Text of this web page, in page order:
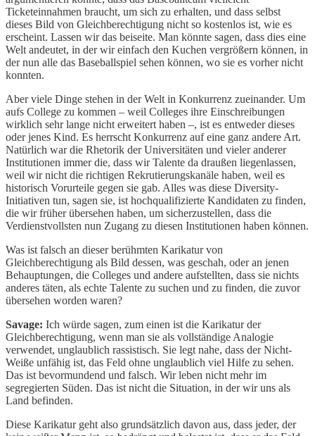
Ticketeinnahmen braucht, um sich zu erhalten, und dass selbst
dieses Bild von Gleichberechtigung nicht so kostenlos ist, wie es
erscheint. Lassen wir das beiseite. Man könnte sagen, dass dies eine
Welt andeutet, in der wir einfach den Kuchen vergrößern können, in
der nun alle das Baseballspiel sehen können, wo sie es vorher nicht
konnten.
Aber viele Dinge stehen in der Welt in Konkurrenz zueinander. Um
aufs College zu kommen – weil Colleges ihre Einschreibungen
wirklich sehr lange nicht erweitert haben –, ist es entweder dieses
oder jenes Kind. Es herrscht Konkurrenz auf eine ganz andere Art.
Natürlich war die Rhetorik der Universitäten und vieler anderer
Institutionen immer die, dass wir Talente da draußen liegenlassen,
weil wir nicht die richtigen Rekrutierungskanäle haben, weil es
historisch Vorurteile gegen sie gab. Alles was diese Diversity-
Initiativen tun, sagen sie, ist hochqualifizierte Kandidaten zu finden,
die wir früher übersehen haben, um sicherzustellen, dass die
Verdienstvollsten nun Zugang zu diesen Institutionen haben können.
Was ist falsch an dieser berühmten Karikatur von
Gleichberechtigung als Bild dessen, was geschah, oder an jenen
Behauptungen, die Colleges und andere aufstellten, dass sie nichts
anderes täten, als echte Talente zu suchen und zu finden, die zuvor
übersehen worden waren?
Savage: Ich würde sagen, zum einen ist die Karikatur der
Gleichberechtigung, wenn man sie als vollständige Analogie
verwendet, unglaublich rassistisch. Sie legt nahe, dass der Nicht-
Weiße unfähig ist, das Feld ohne unglaublich viel Hilfe zu sehen.
Das ist bevormundend und falsch. Wir leben nicht mehr im
segregierten Süden. Das ist nicht die Situation, in der wir uns als
Land befinden.
Diese Karikatur geht also grundsätzlich davon aus, dass jeder, der